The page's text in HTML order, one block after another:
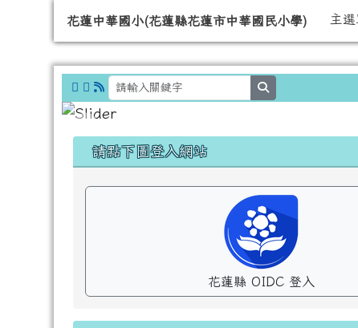
花蓮中華國小(花蓮縣花
導覽列花蓮中華國小(花蓮縣花蓮市中華國民小學) 主選
左邊區域內容
請點下圖登入網站
花蓮縣 OIDC 登入
頁尾區域